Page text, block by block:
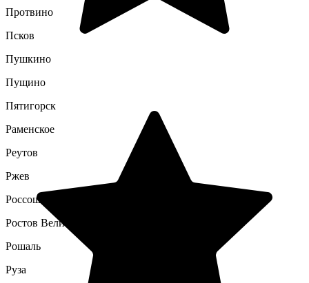
Протвино
Псков
Пушкино
Пущино
Пятигорск
Раменское
Реутов
Ржев
Россошь
Ростов Великий
Рошаль
Руза